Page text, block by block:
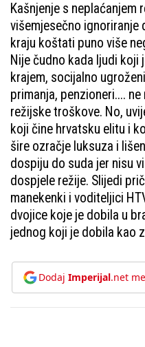
Kašnjenje s
višemjesečno ignoriranje
kraju koštati puno više
Nije čudno kada ljudi koji
krajem, socijalno
primanja, penzioneri....
režijske troškove. No,
koji čine hrvatsku elitu i
šire ozračje luksuza i
dospiju do suda jer nisu
dospjele režije. Slijedi
manekenki i voditeljici
dvojice koje je dobila u
jednog koji je dobila kao
Dodaj Imperijal.net